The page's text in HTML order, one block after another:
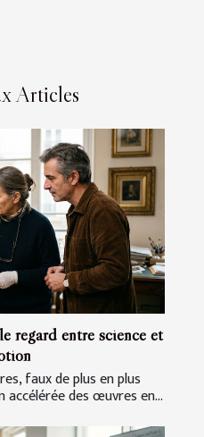
Articles
regard entre science et
faux de plus en plus
des œuvres en...